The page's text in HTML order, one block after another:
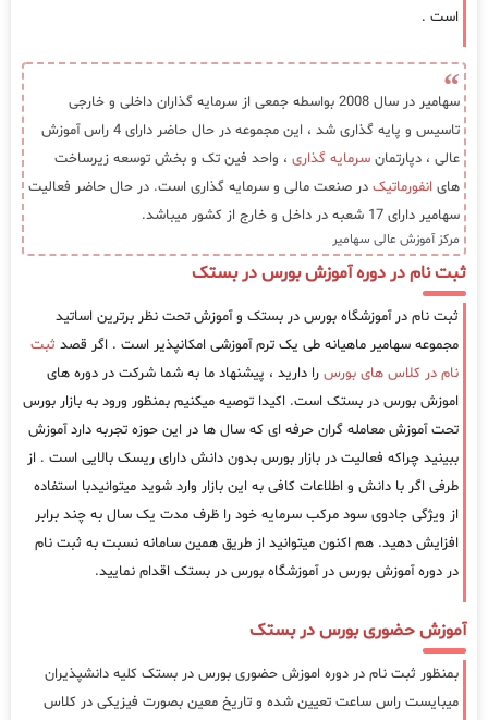
است .
سهامیر در سال 2008 بواسطه جمعی از سرمایه گذاران داخلی و خارجی
تاسیس و پایه گذاری شد ، این مجموعه در حال حاضر دارای 4 راس آموزش
عالی ، دپارتمان سرمایه گذاری ، واحد فین تک و بخش توسعه زیرساخت
های انفورماتیک در صنعت مالی و سرمایه گذاری است. در حال حاضر فعالیت
سهامیر دارای 17 شعبه در داخل و خارج از کشور میباشد.
مرکز آموزش عالی سهامیر
ثبت نام در دوره آموزش بورس در بستک
ثبت نام در آموزشگاه بورس در بستک و آموزش تحت نظر برترین اساتید
مجموعه سهامیر ماهیانه طی یک ترم آموزشی امکانپذیر است . اگر قصد ثبت
نام در کلاس های بورس را دارید ، پیشنهاد ما به شما شرکت در دوره های
اموزش بورس در بستک است. اکیدا توصیه میکنیم بمنظور ورود به بازار بورس
تحت آموزش معامله گران حرفه ای که سال ها در این حوزه تجربه دارد آموزش
ببینید چراکه فعالیت در بازار بورس بدون دانش دارای ریسک بالایی است . از
طرفی اگر با دانش و اطلاعات کافی به این بازار وارد شوید میتوانیدبا استفاده
از ویژگی جادوی سود مرکب سرمایه خود را ظرف مدت یک سال به چند برابر
افزایش دهید. هم اکنون میتوانید از طریق همین سامانه نسبت به ثبت نام
در دوره آموزش بورس در آموزشگاه بورس در بستک اقدام نمایید.
آموزش حضوری بورس در بستک
بمنظور ثبت نام در دوره اموزش حضوری بورس در بستک کلیه دانشپذیران
میبایست راس ساعت تعیین شده و تاریخ معین بصورت فیزیکی در کلاس